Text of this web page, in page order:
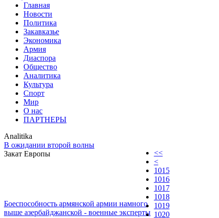
Главная
Новости
Политика
Закавказье
Экономика
Армия
Диаспора
Общество
Аналитика
Культура
Спорт
Мир
О нас
ПАРТНЕРЫ
Analitika
В ожидании второй волны
Закат Европы
Боеспособность армянской армии намного
выше азербайджанской - военные эксперты
<<
<
1015
1016
1017
1018
1019
1020